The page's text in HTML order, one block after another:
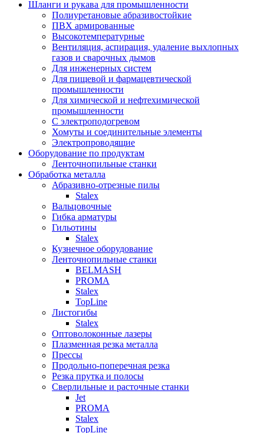
Шланги и рукава для промышленности
Полиуретановые абразивостойкие
ПВХ армированные
Высокотемпературные
Вентиляция, аспирация, удаление выхлопных
газов и сварочных дымов
Для инженерных систем
Для пищевой и фармацевтической
промышленности
Для химической и нефтехимической
промышленности
С электроподогревом
Хомуты и соединительные элементы
Электропроводящие
Оборудование по продуктам
Ленточнопильные станки
Обработка металла
Абразивно-отрезные пилы
Stalex
Вальцовочные
Гибка арматуры
Гильотины
Stalex
Кузнечное оборудование
Ленточнопильные станки
BELMASH
PROMA
Stalex
TopLine
Листогибы
Stalex
Оптоволоконные лазеры
Плазменная резка металла
Прессы
Продольно-поперечная резка
Резка прутка и полосы
Сверлильные и расточные станки
Jet
PROMA
Stalex
TopLine